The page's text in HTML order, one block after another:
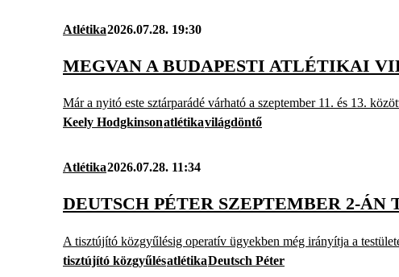
Atlétika2026.07.28. 19:30
MEGVAN A BUDAPESTI ATLÉTIKAI
Már a nyitó este sztárparádé várható a szeptember 11. és 13.
Keely Hodgkinsonatlétikavilágdöntő
Atlétika2026.07.28. 11:34
DEUTSCH PÉTER SZEPTEMBER 2-
A tisztújító közgyűlésig operatív ügyekben még irányítja a
tisztújító közgyűlésatlétikaDeutsch Péter